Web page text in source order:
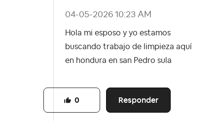
‎04-05-2026 10:23 AM
Hola mi esposo y yo estamos
buscando trabajo de limpieza aquí
en hondura en san Pedro sula
Responder
0